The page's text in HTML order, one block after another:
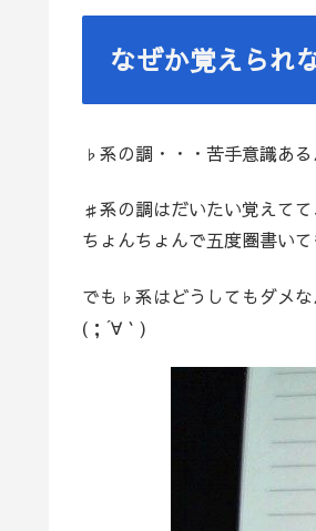
なぜか覚えられ
♭系の調・・・苦手意識あ
♯系の調はだいたい覚えて
ちょんちょんで五度圏書い
でも♭系はどうしてもダメ
(；´∀｀)